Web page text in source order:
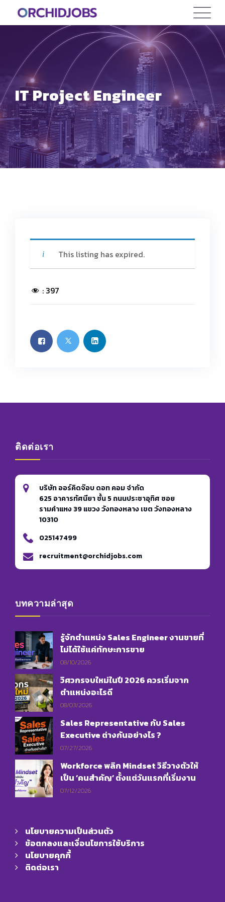
IT Project Engineer
This listing has expired.
: 397
ติดต่อเรา
บริษัท ออร์คิดจ๊อบ ดอท คอม จำกัด
625 อาคารทัศนียา ชั้น 5 ถนนประชาอุทิศ ซอย
รามคำแหง 39 แขวง วังทองหลาง เขต วังทองหลาง
10310
025147499
recruitment@orchidjobs.com
บทความล่าสุด
รู้จักตำแหน่ง Sales Engineer งานขายที่
ไม่ได้ใช้แค่ทักษะการขาย
08/10/2026
วิศวกรจบใหม่ในปี 2026 ควรเริ่มจาก
ตำแหน่งอะไรดี
08/03/2026
Sales Representative กับ Sales
Executive ต่างกันอย่างไร ?
07/27/2026
Workforce พลิก Mindset วิธีวางตัวให้
เป็น ‘คนสำคัญ’ ตั้งแต่วันแรกที่เริ่มงาน
07/12/2026
นโยบายความเป็นส่วนตัว
ข้อตกลงและเงื่อนไขการใช้บริการ
นโยบายคุกกี้
ติดต่อเรา